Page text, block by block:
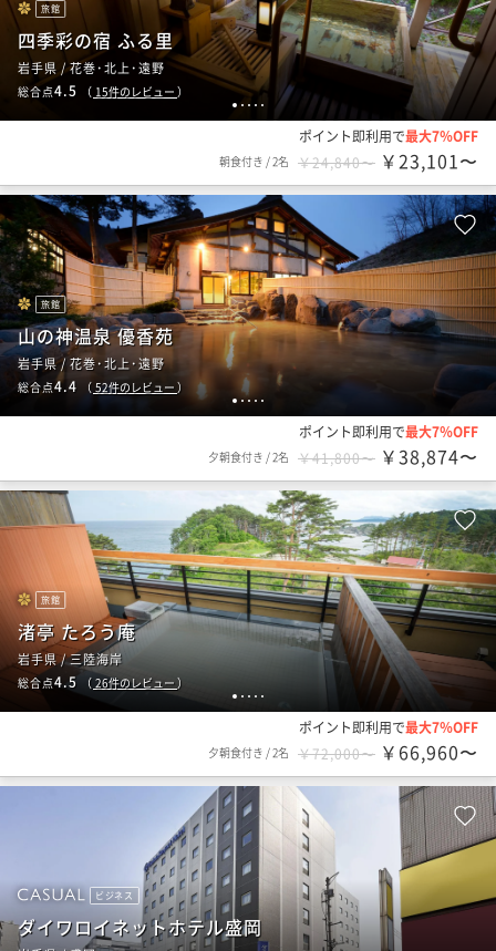
1 2 3 4 5
旅館
四季彩の宿 ふる里
岩手県 / 花巻･北上･遠野
総合点4.5 （ 15件のレビュー ）
ポイント即利用で最大7％OFF
朝食付き /2名 ￥24,840〜 ￥23,101〜
1234 5
旅館
山の神温泉 優香苑
岩手県 / 花巻･北上･遠野
総合点4.4 （ 52件のレビュー ）
ポイント即利用で最大7％OFF
夕朝食付き /2名 ￥41,800〜 ￥38,874〜
1 2 3 4 5
旅館
渚亭 たろう庵
岩手県 / 三陸海岸
総合点4.5 （ 26件のレビュー）
ポイント即利用で最大7％OFF
夕朝食付き /2名 ￥72,000〜 ￥66,960〜
ビジネス
ダイワロイネットホテル盛岡